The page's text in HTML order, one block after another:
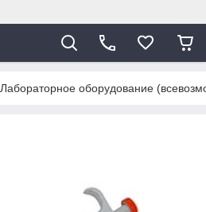
Лабораторное оборудование